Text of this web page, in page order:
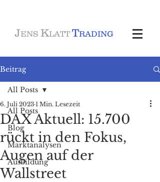
JENS KLATT TRADING
Beitrag
All Posts
Blog
Marktanalysen
Ausbildung
All Posts
DAX Aktuell: 15.700
rückt in den Fokus,
Augen auf der
Wallstreet
6. Juli 2023 1 Min. Lesezeit